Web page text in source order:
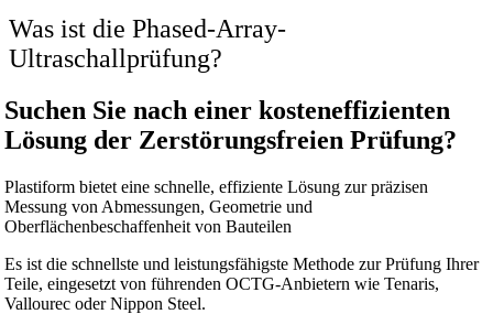
Was ist die Phased-Array-
Ultraschallprüfung?
Suchen Sie nach einer kosteneffizienten
Lösung der Zerstörungsfreien Prüfung?
Plastiform bietet eine schnelle, effiziente Lösung zur präzisen
Messung von Abmessungen, Geometrie und
Oberflächenbeschaffenheit von Bauteilen
Es ist die schnellste und leistungsfähigste Methode zur Prüfung Ihrer
Teile, eingesetzt von führenden OCTG-Anbietern wie Tenaris,
Vallourec oder Nippon Steel.